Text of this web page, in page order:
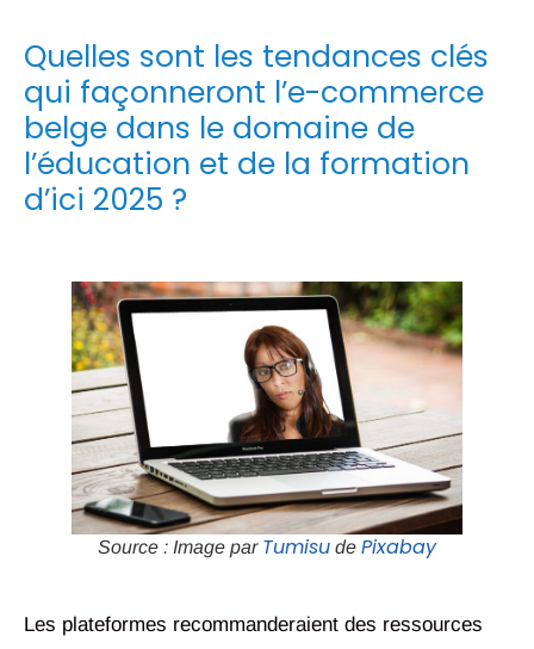
Quelles sont les tendances clés
qui façonneront l’e-commerce
belge dans le domaine de
l’éducation et de la formation
d’ici 2025 ?
Source : Image par Tumisu de Pixabay
Les plateformes recommanderaient des ressources